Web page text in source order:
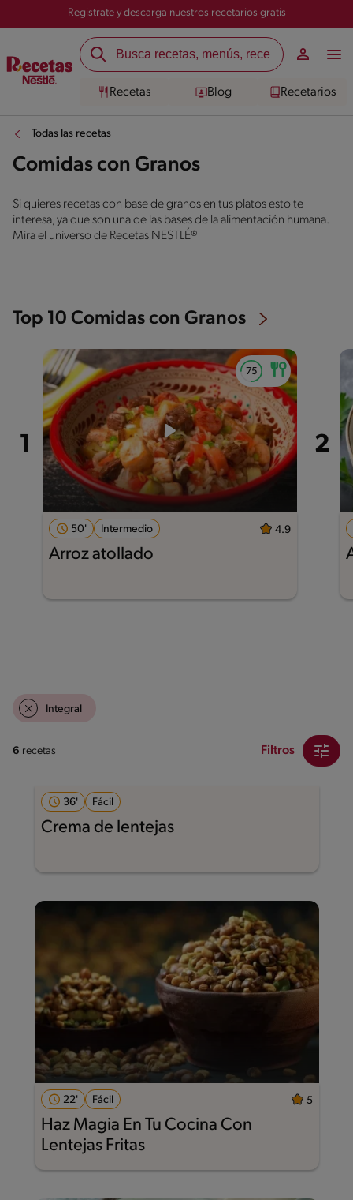
Registrate y descarga nuestros recetarios gratis
Recetas Blog Recetarios
Todas las recetas
Comidas con Granos
Si quieres recetas con base de granos en tus platos esto te
interesa, ya que son una de las bases de la alimentación humana.
Mira el universo de Recetas NESTLÉ®
Top 10 Comidas con Granos
50' Intermedio 4.9
Arroz atollado
Integral
6 recetas Filtros
36' Fácil
Crema de lentejas
22' Fácil 5
Haz Magia En Tu Cocina Con
Lentejas Fritas